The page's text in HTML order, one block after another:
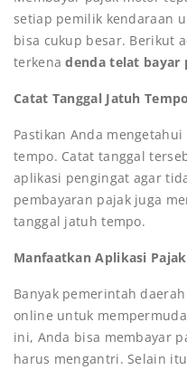
setiap pemilik kendaraan
bisa cukup besar. Berikut
terkenadenda telat bayar
Catat Tanggal Jatuh
Pastikan Anda
tempo. Catat tanggal
aplikasi pengingat agar
pembayaran pajak juga
tanggal jatuh tempo.
Manfaatkan Aplikasi
Banyak pemerintah
online untuk
ini, Anda bisa membayar
harus mengantri. Selain